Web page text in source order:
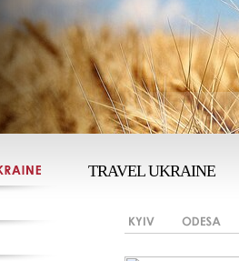
TRAVEL UKRAINE